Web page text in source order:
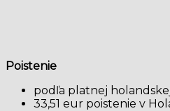
Poistenie
podľa platnej
33,51 eur poistenie v